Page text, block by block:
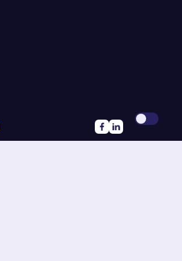
Siga-nos no Facebook
FSiga-nos no